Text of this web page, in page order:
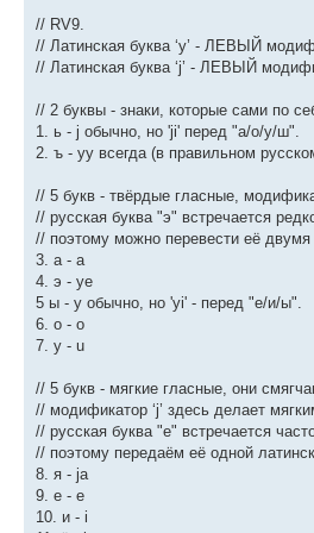
// RV9.
// Латинская буква ‘y’ - ЛЕВЫЙ
// Латинская буква ‘j’ - ЛЕВЫЙ
// 2 буквы - знаки, которые сами по
1. ь - j обычно, но 'ji' перед "а/о/у/ш".
2. ъ - yy всегда (в правильном
// 5 букв - твёрдые гласные,
// русская буква "э" встречается
// поэтому можно перевести её двумя
3. a - а
4. э - ye
5 ы - y обычно, но 'yi' - перед "е/и/ы".
6. о - o
7. у - u
// 5 букв - мягкие гласные, они
// модификатор ‘j’ здесь делает
// русская буква "е" встречается
// поэтому передаём её одной
8. я - ja
9. е - e
10. и - i